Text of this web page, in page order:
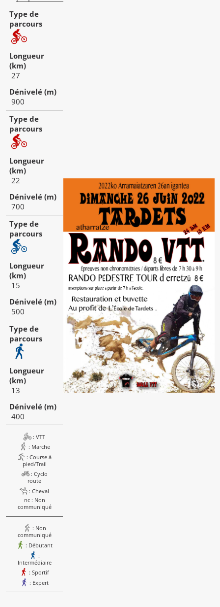
: VTT
: Marche
: Course à
pied/Trail
: Cyclo
route
: Cheval
nc : Non
communiqué
: Non
communiqué
: Débutant
:
Intermédiaire
: Sportif
: Expert
27
900
22
700
15
500
13
400